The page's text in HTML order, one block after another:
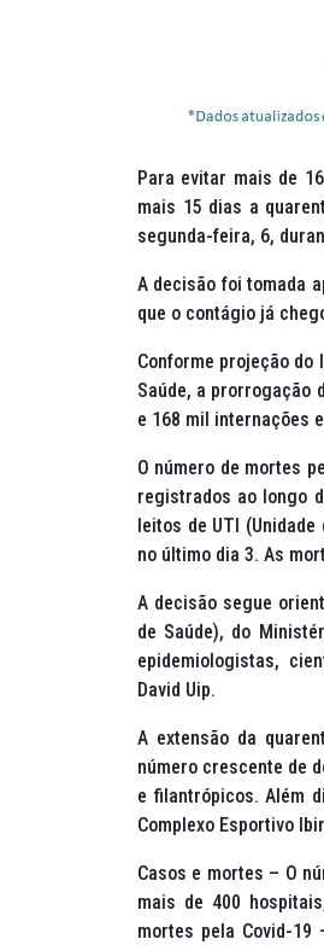
Para evitar mais de
mais 15 dias a
segunda-feira, 6,
A decisão foi tomada
que o contágio já
Conforme projeção
Saúde, a prorrogação
e 168 mil internações
O número de mortes
registrados ao longo
leitos de UTI
no último dia 3. As
A decisão segue
de Saúde), do
epidemiologistas,
David Uip.
A extensão da
número crescente de
e filantrópicos. Além
Complexo Esportivo
Casos e mortes – O
mais de 400
mortes pela Covid-